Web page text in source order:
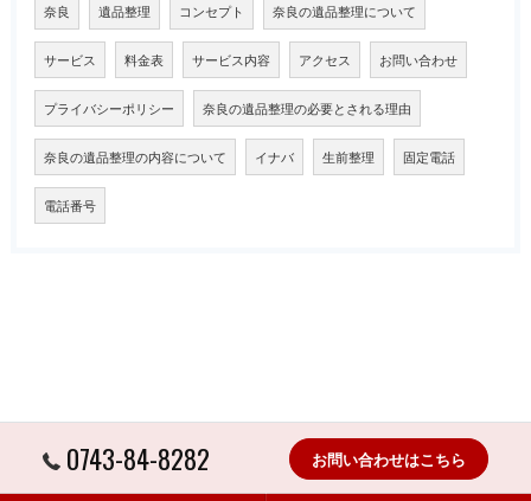
奈良 遺品整理 コンセプト 奈良の遺品整理について
サービス 料金表 サービス内容 アクセス お問い合わせ
プライバシーポリシー 奈良の遺品整理の必要とされる理由
奈良の遺品整理の内容について イナバ 生前整理 固定電話
電話番号
0743-84-8282 お問い合わせはこちら